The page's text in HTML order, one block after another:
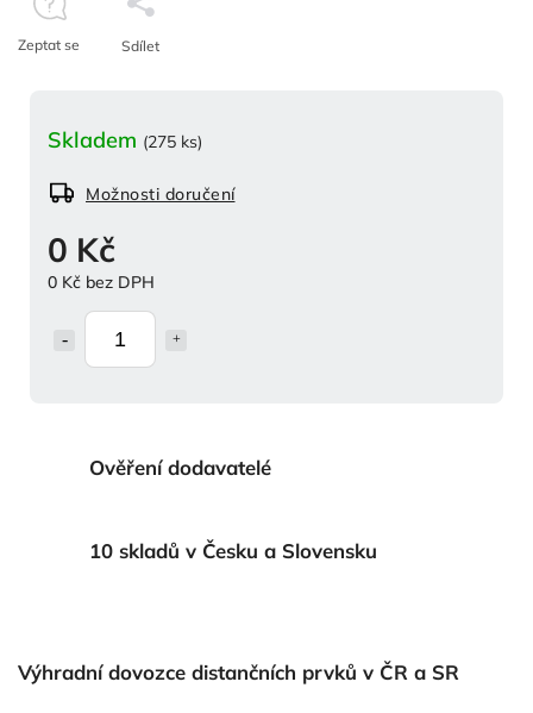
0 Kč
0 Kč bez DPH
Skladem (275 ks)
Možnosti doručení
Zeptat se Sdílet
Ověření dodavatelé
10 skladů v Česku a Slovensku
Výhradní dovozce distančních prvků v ČR a SR